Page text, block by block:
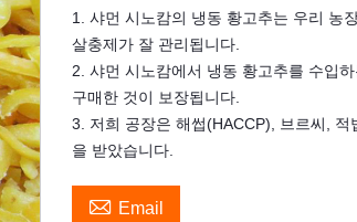
1. 샤먼 시노캄의 냉동 황고추는 우리 농
살충제가 잘 관리됩니다.
2. 샤먼 시노캄에서 냉동 황고추를 수입
구매한 것이 보장됩니다.
3. 저희 공장은 해썹(HACCP), 브르씨,
을 받았습니다.
 Email